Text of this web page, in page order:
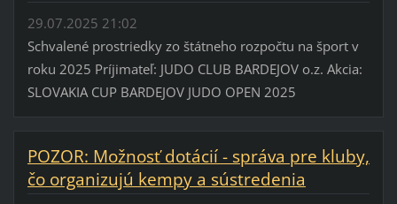
29.07.2025 21:02
Schvalené prostriedky zo štátneho rozpočtu na šport v
roku 2025 Príjimateľ: JUDO CLUB BARDEJOV o.z. Akcia:
SLOVAKIA CUP BARDEJOV JUDO OPEN 2025
POZOR: Možnosť dotácií - správa pre kluby,
čo organizujú kempy a sústredenia